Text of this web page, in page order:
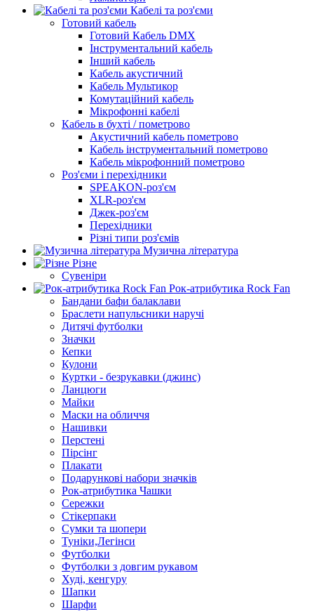
Кабелі та роз'єми
Готовий кабель
Готовий Кабель DMX
Інструментальний кабель
Інший кабель
Кабель акустичний
Кабель Мультикор
Комутаційний кабель
Мікрофонні кабелі
Кабель в бухті / пометрово
Акустичний кабель пометрово
Кабель інструментальний пометрово
Кабель мікрофонний пометрово
Роз'єми і перехідники
SPEAKON-роз'єм
XLR-роз'єм
Джек-роз'єм
Перехідники
Різні типи роз'ємів
Музична література
Різне
Сувеніри
Рок-атрибутика Rock Fan
Бандани бафи балаклави
Браслети напульсники наручі
Дитячі футболки
Значки
Кепки
Кулони
Куртки - безрукавки (джинс)
Ланцюги
Майки
Маски на обличчя
Нашивки
Перстені
Пірсінг
Плакати
Подарункові набори значків
Рок-атрибутика Чашки
Сережки
Стікерпаки
Сумки та шопери
Туніки,Легінси
Футболки
Футболки з довгим рукавом
Худі, кенгуру
Шапки
Шарфи